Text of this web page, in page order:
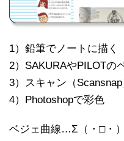
1）鉛筆でノートに描く
2）SAKURAやPILOTの
3）スキャン（Scansnap
4）Photoshopで彩色
ベジェ曲線…Σ（・□・